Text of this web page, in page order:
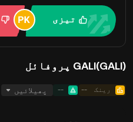
تیزی
GALI(GALI) پروفائل
رینک --
-- پھیلائیں